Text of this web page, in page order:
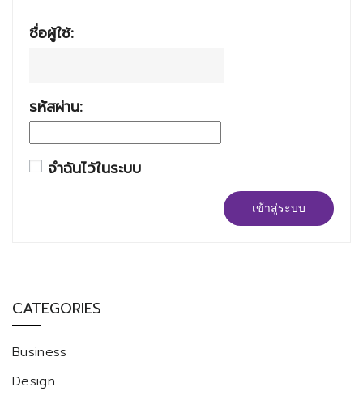
ชื่อผู้ใช้:
รหัสผ่าน:
จำฉันไว้ในระบบ
เข้าสู่ระบบ
CATEGORIES
Business
Design